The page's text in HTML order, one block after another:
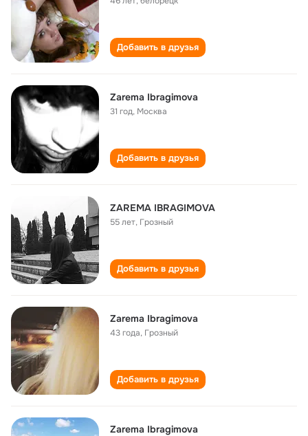
Добавить в друзья
Zarema Ibragimova
31 год, Москва
Добавить в друзья
ZAREMA IBRAGIMOVA
55 лет, Грозный
Добавить в друзья
Zarema Ibragimova
43 года, Грозный
Добавить в друзья
Zarema Ibragimova